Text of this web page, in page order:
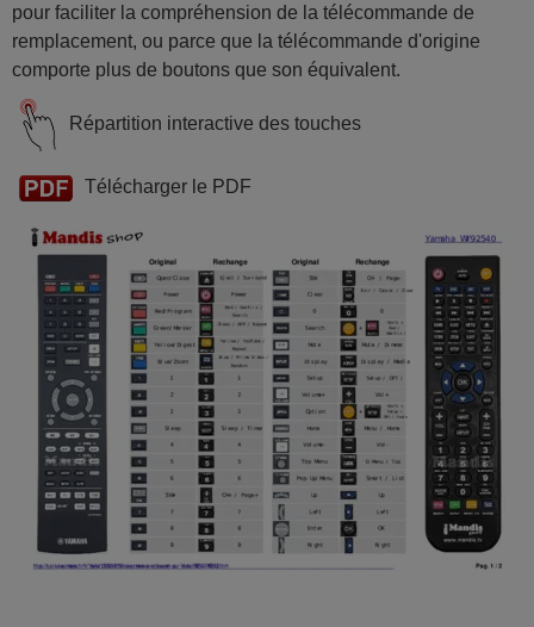
pour faciliter la compréhension de la télécommande de
remplacement, ou parce que la télécommande d'origine
comporte plus de boutons que son équivalent.
Répartition interactive des touches
Télécharger le PDF